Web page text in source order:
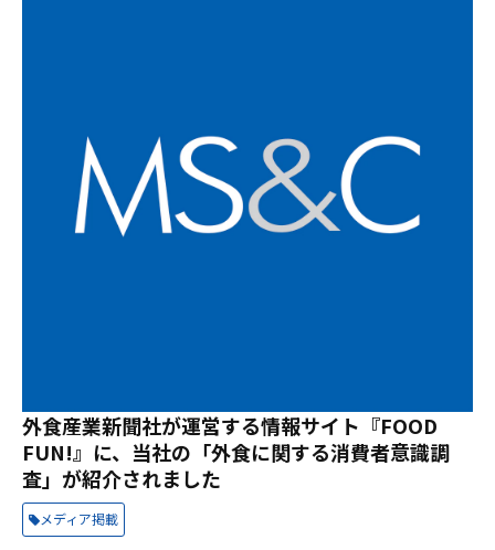
外食産業新聞社が運営する情報サイト『FOOD
FUN!』に、当社の「外食に関する消費者意識調
査」が紹介されました
メディア掲載